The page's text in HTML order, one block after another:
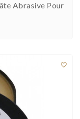
Abrasive Pour
